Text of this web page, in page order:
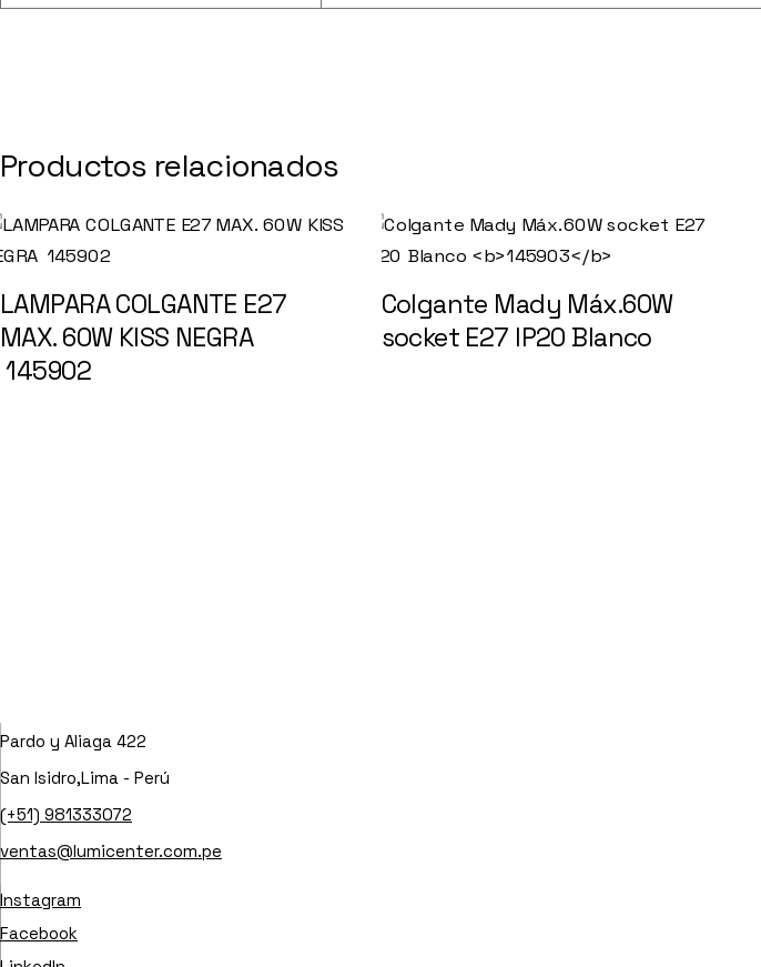
Productos relacionados
LAMPARA COLGANTE E27
MAX. 60W KISS NEGRA
145902
Colgante Mady Máx.60W
socket E27 IP20 Blanco
Pardo y Aliaga 422
San Isidro,Lima - Perú
(+51) 981333072
ventas@lumicenter.com.pe
Instagram
Facebook